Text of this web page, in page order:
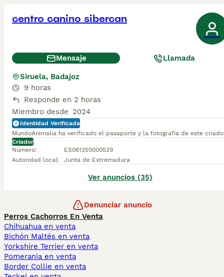
centro canino sibercan
Mensaje Llamada
Siruela, Badajoz
9 horas
Responde en 2 horas
Miembro desde 2024
Identidad Verificada
MundoAnimalia ha verificado el pasaporte y la fotografía de este
Criador
Número:
ES061250000529
Autoridad local: Junta de Extremadura
Ver anuncios (35)
Denunciar anuncio
Perros Cachorros En Venta
Chihuahua en venta
Bichón Maltés en venta
Yorkshire Terrier en venta
Pomerania en venta
Border Collie en venta